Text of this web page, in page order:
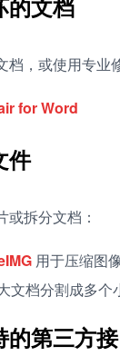
的文档
档，或使用专业
for Word
件
或拆分文档：
用于压缩图
文档分割成多个
的第三方